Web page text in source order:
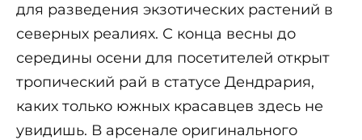
для разведения экзотических растений в
северных реалиях. С конца весны до
середины осени для посетителей открыт
тропический рай в статусе Дендрария,
каких только южных красавцев здесь не
увидишь. В арсенале оригинального